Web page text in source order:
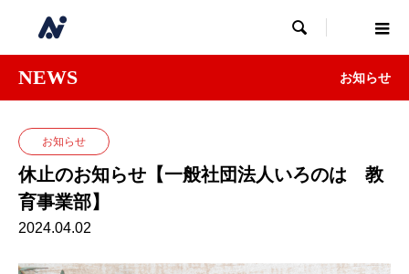

NEWS お知らせ
お知らせ
休止のお知らせ【一般社団法人いろのは 教
育事業部】
2024.04.02